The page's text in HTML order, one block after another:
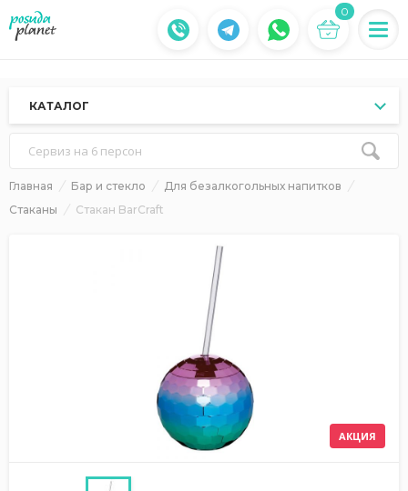
0
КАТАЛОГ
Сервиз на 6 персон
Главная Бар и стекло
Для безалкогольных напитков
Стаканы
Стакан BarCraft
АКЦИЯ